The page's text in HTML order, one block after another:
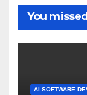
You
AI SOFTWARE